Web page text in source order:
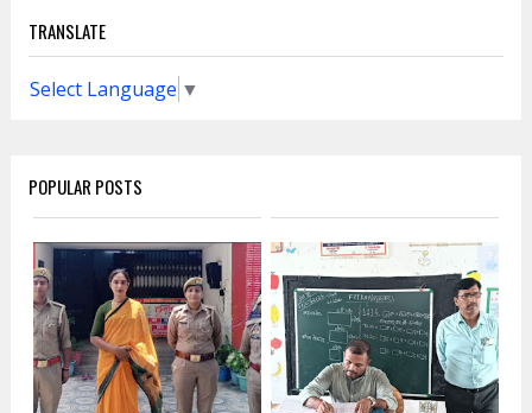
TRANSLATE
Select Language ▼
POPULAR POSTS